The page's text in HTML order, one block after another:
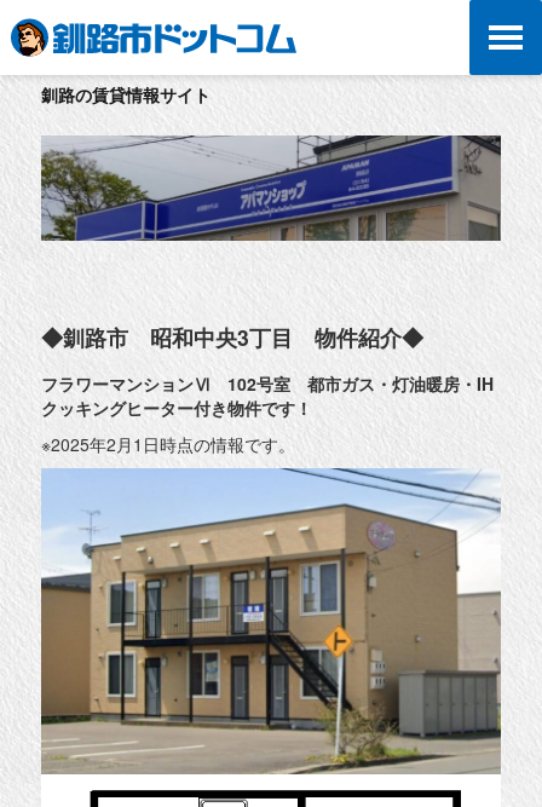
釧路の賃貸情報サイト
◆釧路市 昭和中央3丁目 物件紹介◆
フラワーマンションⅥ 102号室 都市ガス・灯油暖房・IH
クッキングヒーター付き物件です！
※2025年2月1日時点の情報です。